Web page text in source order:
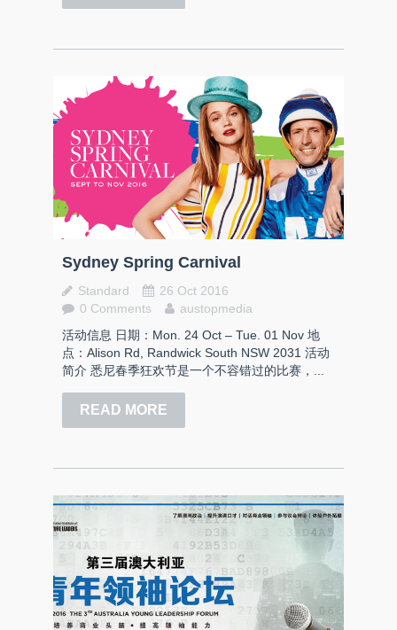
Sydney Spring Carnival
Standard
26 Oct 2016
0 Comments
austopmedia
活动信息 日期：Mon. 24 Oct – Tue. 01 Nov 地
点：Alison Rd, Randwick South NSW 2031 活动
简介 悉尼春季狂欢节是一个不容错过的比赛，...
READ MORE